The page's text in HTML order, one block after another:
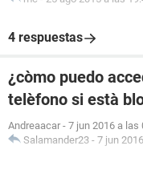
4 respuestas
¿còmo puedo
telèfono si està
Andreaacar - 7 jun 2016 a las
Salamander23 - 7 jun